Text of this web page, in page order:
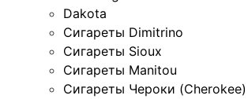
Dakota
Сигареты Dimitrino
Сигареты Sioux
Сигареты Manitou
Сигареты Чероки (Cherokee)